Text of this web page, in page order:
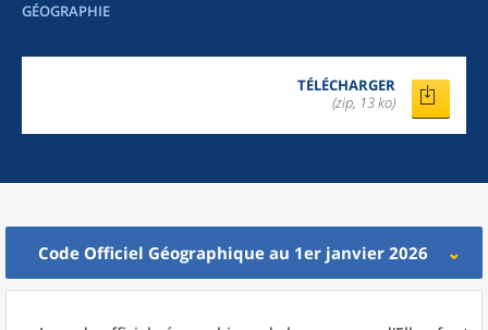
GÉOGRAPHIE
TÉLÉCHARGER
(zip, 13 ko)
Code Officiel Géographique au 1er janvier 2026